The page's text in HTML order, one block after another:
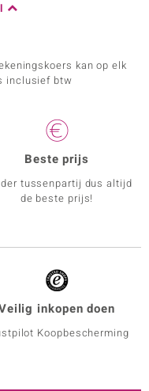
kan op elk
inclusief btw
Beste prijs
tussenpartij dus altijd
de beste prijs!
inkopen doen
Koopbescherming